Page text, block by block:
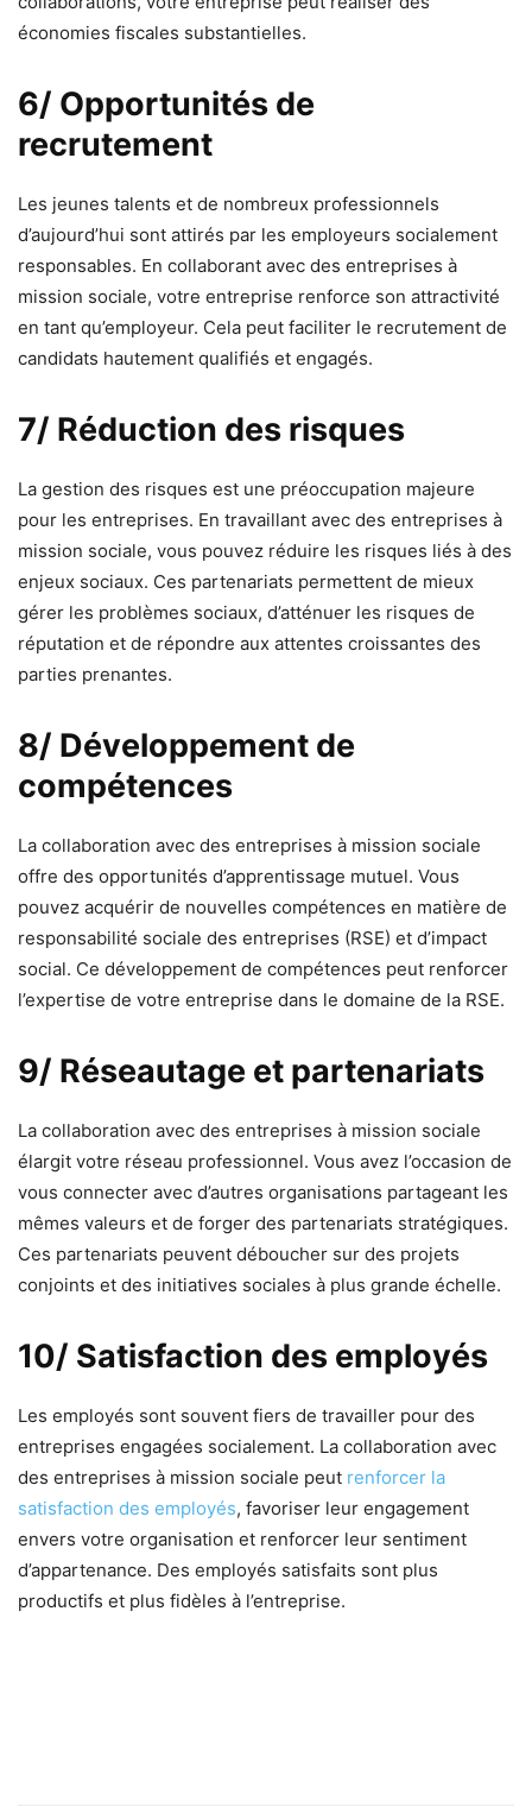
économies fiscales substantielles.
6/ Opportunités de
recrutement
Les jeunes talents et de nombreux professionnels
d’aujourd’hui sont attirés par les employeurs socialement
responsables. En collaborant avec des entreprises à
mission sociale, votre entreprise renforce son attractivité
en tant qu’employeur. Cela peut faciliter le recrutement de
candidats hautement qualifiés et engagés.
7/ Réduction des risques
La gestion des risques est une préoccupation majeure
pour les entreprises. En travaillant avec des entreprises à
mission sociale, vous pouvez réduire les risques liés à des
enjeux sociaux. Ces partenariats permettent de mieux
gérer les problèmes sociaux, d’atténuer les risques de
réputation et de répondre aux attentes croissantes des
parties prenantes.
8/ Développement de
compétences
La collaboration avec des entreprises à mission sociale
offre des opportunités d’apprentissage mutuel. Vous
pouvez acquérir de nouvelles compétences en matière de
responsabilité sociale des entreprises (RSE) et d’impact
social. Ce développement de compétences peut renforcer
l’expertise de votre entreprise dans le domaine de la RSE.
9/ Réseautage et partenariats
La collaboration avec des entreprises à mission sociale
élargit votre réseau professionnel. Vous avez l’occasion de
vous connecter avec d’autres organisations partageant les
mêmes valeurs et de forger des partenariats stratégiques.
Ces partenariats peuvent déboucher sur des projets
conjoints et des initiatives sociales à plus grande échelle.
10/ Satisfaction des employés
Les employés sont souvent fiers de travailler pour des
entreprises engagées socialement. La collaboration avec
des entreprises à mission sociale peut renforcer la
satisfaction des employés, favoriser leur engagement
envers votre organisation et renforcer leur sentiment
d’appartenance. Des employés satisfaits sont plus
productifs et plus fidèles à l’entreprise.